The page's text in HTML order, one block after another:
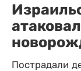
Пострадали